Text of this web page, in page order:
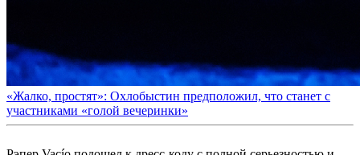
«Жалко, простят»: Охлобыстин предположил, что станет с
участниками «голой вечеринки»